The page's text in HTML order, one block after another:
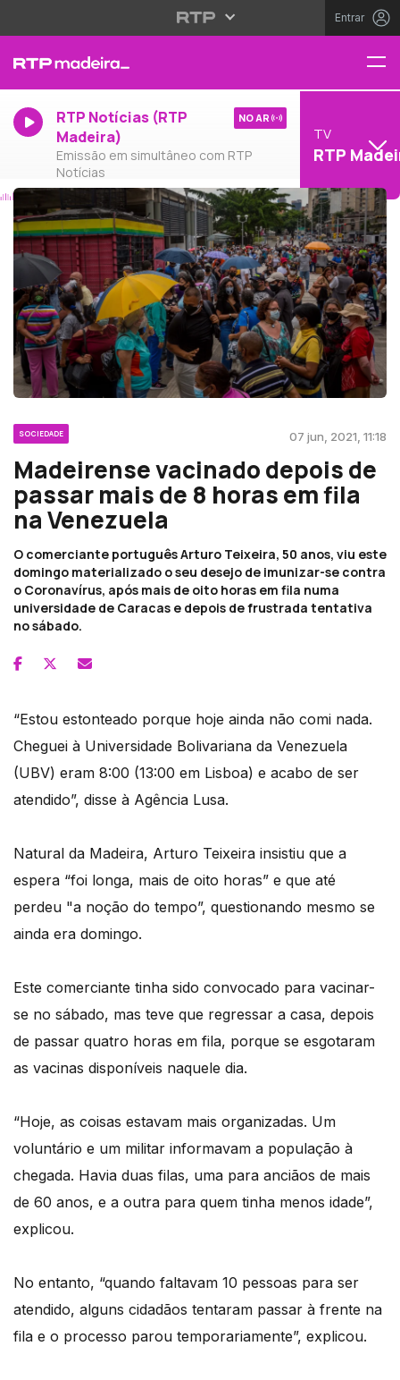
Entrar
RTP Notícias (RTP
Madeira)
Emissão em simultâneo com RTP
Notícias
NO AR
TV
RTP
SOCIEDADE 07 jun, 2021, 11:18
Madeirense vacinado depois de
passar mais de 8 horas em fila
na Venezuela
O comerciante português Arturo Teixeira, 50 anos, viu este
domingo materializado o seu desejo de imunizar-se contra
o Coronavírus, após mais de oito horas em fila numa
universidade de Caracas e depois de frustrada tentativa
no sábado.
“Estou estonteado porque hoje ainda não comi nada.
Cheguei à Universidade Bolivariana da Venezuela
(UBV) eram 8:00 (13:00 em Lisboa) e acabo de ser
atendido”, disse à Agência Lusa.
Natural da Madeira, Arturo Teixeira insistiu que a
espera “foi longa, mais de oito horas” e que até
perdeu "a noção do tempo”, questionando mesmo se
ainda era domingo.
Este comerciante tinha sido convocado para vacinar-
se no sábado, mas teve que regressar a casa, depois
de passar quatro horas em fila, porque se esgotaram
as vacinas disponíveis naquele dia.
“Hoje, as coisas estavam mais organizadas. Um
voluntário e um militar informavam a população à
chegada. Havia duas filas, uma para anciãos de mais
de 60 anos, e a outra para quem tinha menos idade”,
explicou.
No entanto, “quando faltavam 10 pessoas para ser
atendido, alguns cidadãos tentaram passar à frente na
fila e o processo parou temporariamente”, explicou.